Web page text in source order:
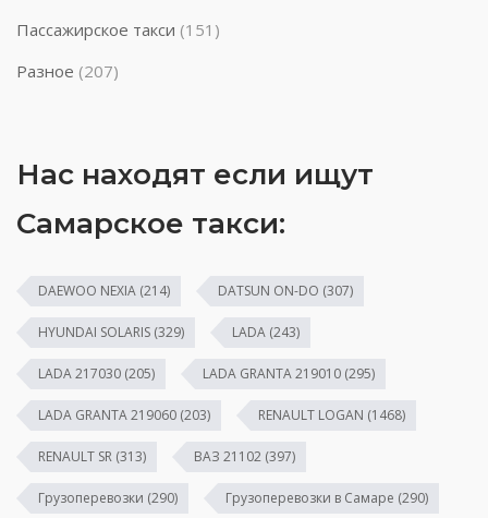
Пассажирское такси (151)
Разное (207)
Нас находят если ищут
Самарское такси:
DAEWOO NEXIA (214) DATSUN ON-DO (307)
HYUNDAI SOLARIS (329) LADA (243)
LADA 217030 (205) LADA GRANTA 219010 (295)
LADA GRANTA 219060 (203) RENAULT LOGAN (1468)
RENAULT SR (313) ВАЗ 21102 (397)
Грузоперевозки (290) Грузоперевозки в Самаре (290)